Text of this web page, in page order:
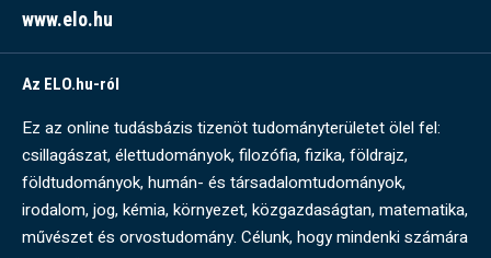
www.elo.hu
Az ELO.hu-ról
Ez az online tudásbázis tizenöt tudományterületet ölel fel:
csillagászat, élettudományok, filozófia, fizika, földrajz,
földtudományok, humán- és társadalomtudományok,
irodalom, jog, kémia, környezet, közgazdaságtan, matematika,
művészet és orvostudomány. Célunk, hogy mindenki számára